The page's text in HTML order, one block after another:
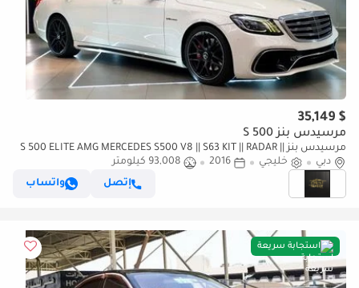
$ 35,149
مرسيدس بنز S 500
مرسيدس بنز S 500 ELITE AMG MERCEDES S500 V8 || S63 KIT || RADAR ||
TOP RANGE || GCC || HEADUP DISPLAY LOW MILEAGE
دبي خليجي 2016
93,008 كيلومتر
إتصل
واتساب
استجابة سريعة